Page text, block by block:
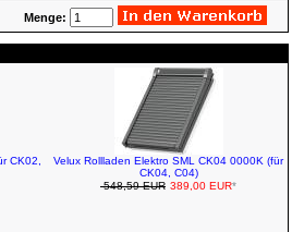
Menge:
CK02,
Velux Rollladen Elektro SML CK04 0000K (für
CK04, C04)
548,59 EUR 389,00 EUR*